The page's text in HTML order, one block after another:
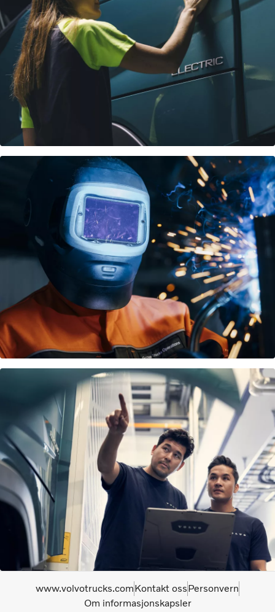
www.volvotrucks.comKontakt ossPersonvern
Om informasjonskapsler